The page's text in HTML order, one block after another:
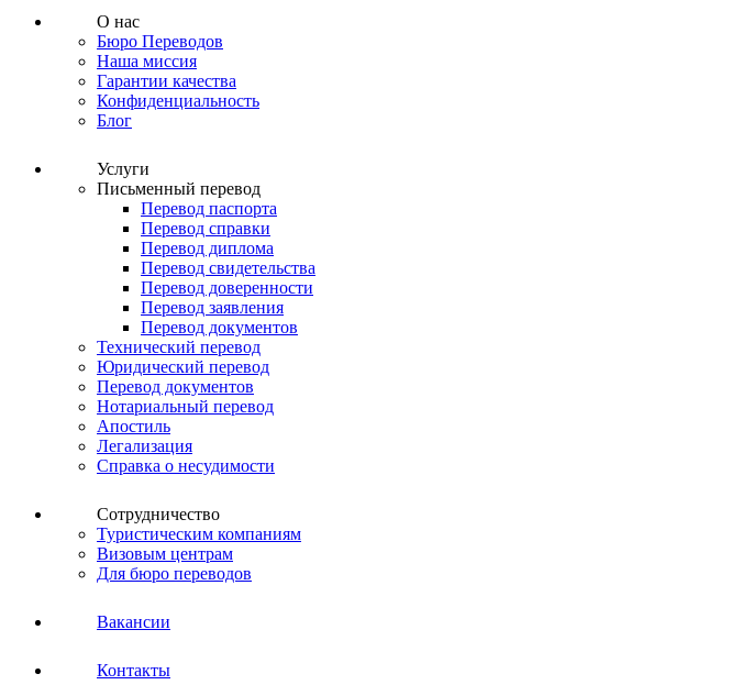
О нас
Бюро Переводов
Наша миссия
Гарантии качества
Конфиденциальность
Блог
Услуги
Письменный перевод
Перевод паспорта
Перевод справки
Перевод диплома
Перевод свидетельства
Перевод доверенности
Перевод заявления
Перевод документов
Технический перевод
Юридический перевод
Перевод документов
Нотариальный перевод
Апостиль
Легализация
Справка о несудимости
Сотрудничество
Туристическим компаниям
Визовым центрам
Для бюро переводов
Вакансии
Контакты